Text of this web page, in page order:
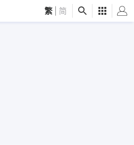
繁 简